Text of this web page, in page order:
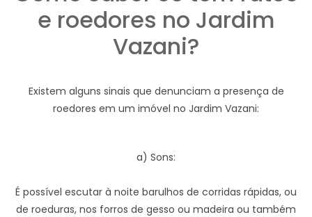
e roedores no Jardim
Vazani?
Existem alguns sinais que denunciam a presença de
roedores em um imóvel no Jardim Vazani:
a) Sons:
É possível escutar à noite barulhos de corridas rápidas, ou
de roeduras, nos forros de gesso ou madeira ou também